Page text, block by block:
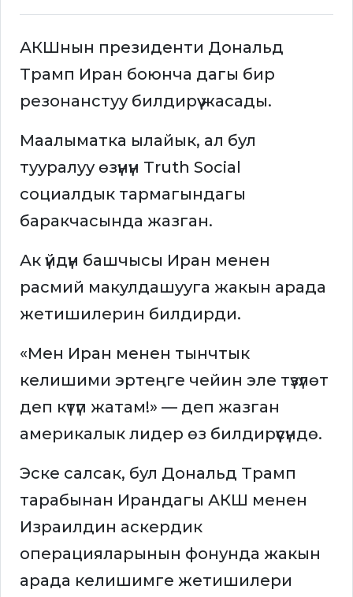
АКШнын президенти Дональд
Трамп Иран боюнча дагы бир
резонанстуу билдирүү жасады.
Маалыматка ылайык, ал бул
тууралуу өзүнүн Truth Social
социалдык тармагындагы
баракчасында жазган.
Ак үйдүн башчысы Иран менен
расмий макулдашууга жакын арада
жетишилерин билдирди.
«Мен Иран менен тынчтык
келишими эртеңге чейин эле түзүлөт
деп күтүп жатам!» — деп жазган
америкалык лидер өз билдирүүсүндө.
Эске салсак, бул Дональд Трамп
тарабынан Ирандагы АКШ менен
Израилдин аскердик
операцияларынын фонунда жакын
арада келишимге жетишилери